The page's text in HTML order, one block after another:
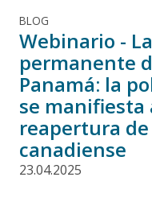
BLOG
Webinario -
permanente
Panamá: la
se manifiesta
reapertura
canadiense
23.04.2025